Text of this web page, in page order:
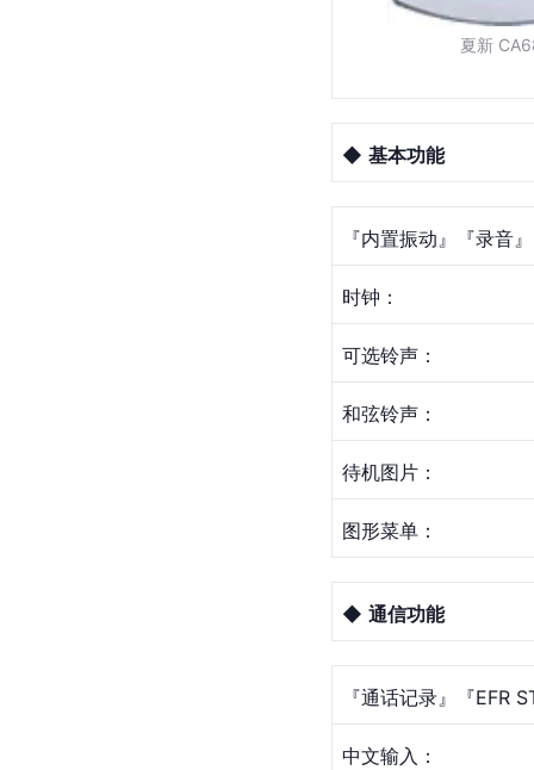
夏新
◆ 基本功能
『内置振动』『录音
时钟：
可选铃声：
和弦铃声：
待机图片：
图形菜单：
◆ 通信功能
『通话记录』『EFR
中文输入：